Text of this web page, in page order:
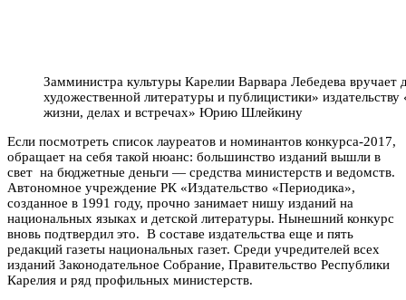
Замминистра культуры Карелии Варвара Лебедева
художественной литературы и публицистики»
жизни, делах и встречах» Юрию Шлейкину
Если посмотреть список лауреатов и номинантов конкурса-2017,
обращает на себя такой нюанс: большинство изданий вышли в
свет на бюджетные деньги — средства министерств и ведомств.
Автономное учреждение РК «Издательство «Периодика»,
созданное в 1991 году, прочно занимает нишу изданий на
национальных языках и детской литературы. Нынешний конкурс
вновь подтвердил это. В составе издательства еще и пять
редакций газеты национальных газет. Среди учредителей всех
изданий Законодательное Собрание, Правительство Республики
Карелия и ряд профильных министерств.